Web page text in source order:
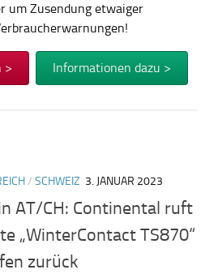
um Zusendung etwaiger
> Informationen dazu >
/ SCHWEIZ 3. JANUAR 2023
AT/CH: Continental ruft
„WinterContact TS870“
zurück